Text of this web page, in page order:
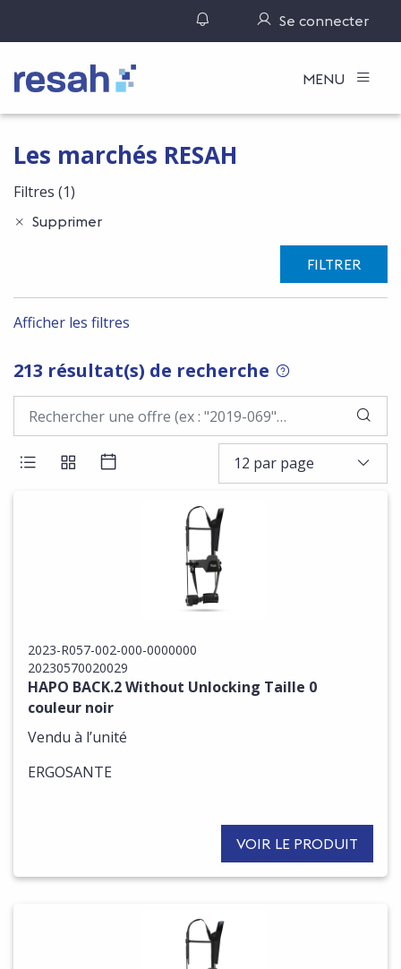
Gérer ses notifications
Se connecter
Logo Resah MENU
Les marchés RESAH
Filtres (1)
Supprimer
FILTRER
Afficher les filtres
213 résultat(s) de recherche
AFFICHER LES RÉSULTATS EN LISTE
AFFICHER LES RÉSULTATS EN BLOCS
AFFICHER LES RÉSULTATS SOUS
12 par page
2023-R057-002-000-0000000
20230570020029
HAPO BACK.2 Without Unlocking Taille 0
couleur noir
Vendu à l’unité
ERGOSANTE
VOIR LE PRODUIT